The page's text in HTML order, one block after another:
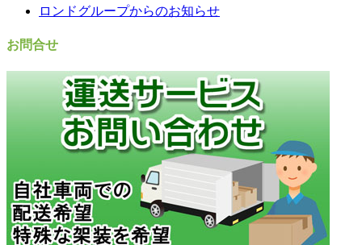
ロンドグループからのお知らせ
お問合せ